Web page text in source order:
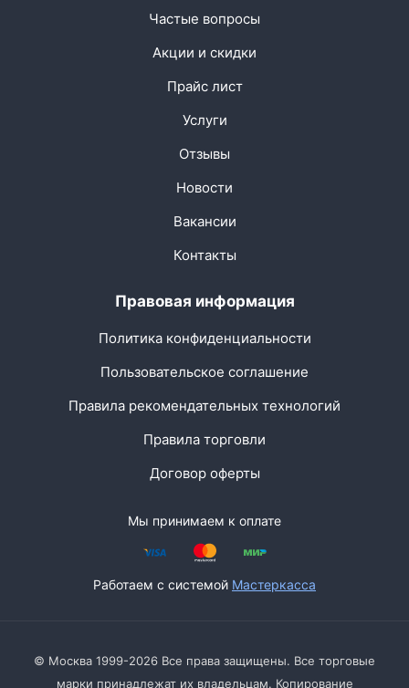
Частые вопросы
Акции и скидки
Прайс лист
Услуги
Отзывы
Новости
Вакансии
Контакты
Правовая информация
Политика конфиденциальности
Пользовательское соглашение
Правила рекомендательных технологий
Правила торговли
Договор оферты
Мы принимаем к оплате
Работаем с системой Мастеркасса
© Москва 1999-2026 Все права защищены. Все торговые
марки принадлежат их владельцам. Копирование